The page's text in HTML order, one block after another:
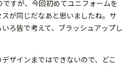
すが、今回初めてユニフォームを
が同じだなあと思いましたね。サ
ろ皆で考えて、ブラッシュアップし
ザインまではできないので、どこ